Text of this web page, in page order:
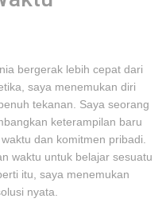
bergerak lebih cepat dari
saya menemukan diri
tekanan. Saya seorang
keterampilan baru
dan komitmen pribadi.
waktu untuk belajar sesuatu
itu, saya menemukan
nyata.